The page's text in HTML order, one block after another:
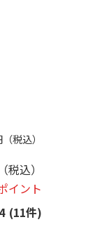
（税込）
（税込）
イント
(11件)